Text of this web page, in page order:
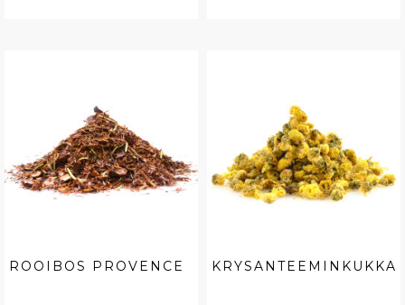
ROOIBOS PROVENCE